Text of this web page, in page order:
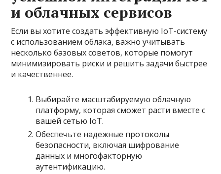
и облачных сервисов
Если вы хотите создать эффективную IoT-систему
с использованием облака, важно учитывать
несколько базовых советов, которые помогут
минимизировать риски и решить задачи быстрее
и качественнее.
Выбирайте масштабируемую облачную
платформу, которая сможет расти вместе с
вашей сетью IoT.
Обеспечьте надежные протоколы
безопасности, включая шифрование
данных и многофакторную
аутентификацию.